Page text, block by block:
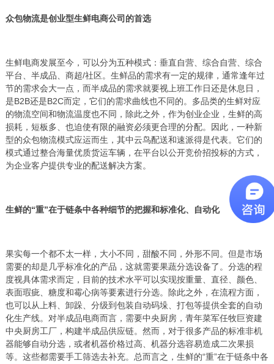
众包物流是创业型生鲜电商公司的首选
生鲜电商发展至今，可以分为五种模式：垂直自营、综合自营、综合
平台、半成品、商超/社区。生鲜品的需求有一定的规律，通常逢年过
节的需求会大一点，而半成品的需求就要视上班工作日还是休息日，
是B2B还是B2C而定，它们的需求曲线也不同的。多品类的生鲜对应
的物流空间和物流温度也不同，除此之外，作为创业企业，生鲜的高
损耗，短板多、也迫使有限的融资必须更合理的分配。因此，一种新
型的众包物流模式应运而生，其中云鸟配送和速派得是代表。它们的
模式通过整合海量优质货运车辆，在平台以公开竞价招投标的方式，
为企业客户提供专业的配送解决方案。
生鲜的“重”在于链条中各种细节的把握和标准化、自动化
果实每一个都不太一样，大小不同，甜酸不同，外形不同。但是市场
需要的却是几乎标准化的产品，这就需要果蔬分选设备了。分选的程
度视具体需求而定，目前的技术水平可以实现按重量、直径、颜色、
表面瑕疵、糖度和霉心病等要素进行分选。除此之外，在流程方面，
也可以从上料、卸跺、分级到包装自动码垛、打包等提供全套的自动
化生产线。对半成品电商而言，需要中央厨房，青年菜军任牧巨资建
中央厨房工厂，构建半成品供应链。然而，对于很多产品的标准非机
器能够自动分选，或者机器价格过高、机器分选容易造成二次果损
等。这些都需要手工筛选去补充。总而言之，生鲜的“重”在于链条中各